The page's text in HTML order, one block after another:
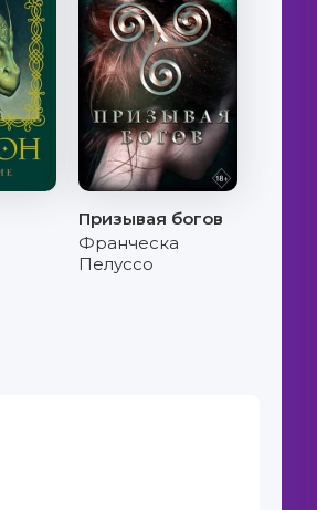
Призывая богов
Франческа
Пелуссо